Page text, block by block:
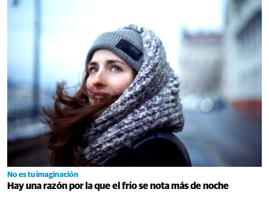
No es tu imaginación
Hay una razón por la que el frío se nota más de noche